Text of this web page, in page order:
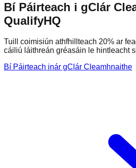
Bí Páirteach i gClár
QualifyHQ
Tuill coimisiún athfhillteach 20% ar
cáiliú láithreán gréasáin le hintleacht
Bí Páirteach inár gClár Cleamhnaithe